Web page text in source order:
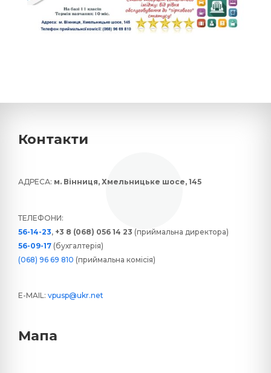
Контакти
АДРЕСА: м. Вінниця, Хмельницьке шосе, 145
ТЕЛЕФОНИ:
56-14-23, +3 8 (068) 056 14 23 (приймальна директора)
56-09-17 (бухгалтерія)
(068) 96 69 810 (приймальна комісія)
E-MAIL: vpusp@ukr.net
Мапа